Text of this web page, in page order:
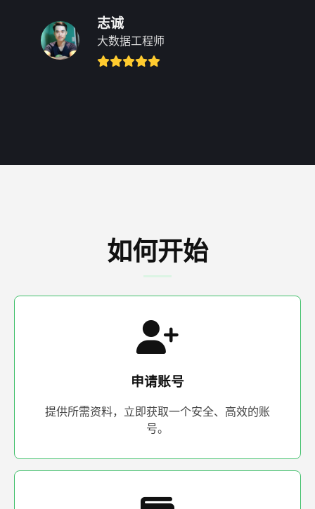
志诚
大数据工程师
如何开始
申请账号
提供所需资料，立即获取一个安全、高效的账
号。